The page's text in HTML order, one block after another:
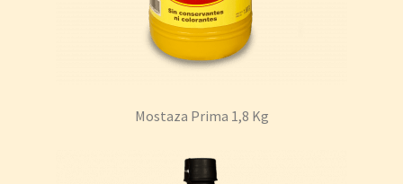
Mostaza Prima 1,8 Kg